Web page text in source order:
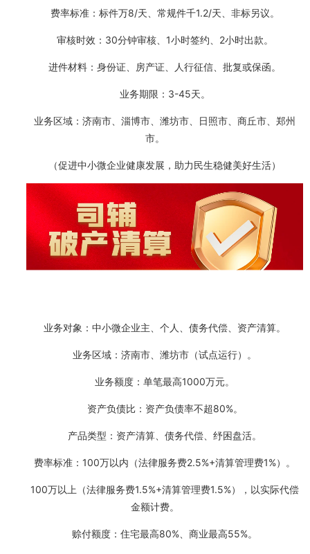
费率标准：标件万8/天、常规件千1.2/天、非标另议。
审核时效：30分钟审核、1小时签约、2小时出款。
进件材料：身份证、房产证、人行征信、批复或保函。
业务期限：3-45天。
业务区域：济南市、淄博市、潍坊市、日照市、商丘市、郑州
市。
（促进中小微企业健康发展，助力民生稳健美好生活）
业务对象：中小微企业主、个人、债务代偿、资产清算。
业务区域：济南市、潍坊市（试点运行）。
业务额度：单笔最高1000万元。
资产负债比：资产负债率不超80%。
产品类型：资产清算、债务代偿、纾困盘活。
费率标准：100万以内（法律服务费2.5%+清算管理费1%）。
100万以上（法律服务费1.5%+清算管理费1.5%），以实际代偿
金额计费。
赊付额度：住宅最高80%、商业最高55%。